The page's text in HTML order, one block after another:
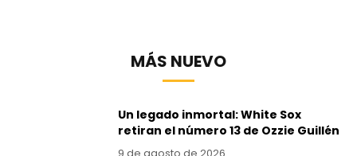
MÁS NUEVO
Un legado inmortal: White Sox
retiran el número 13 de Ozzie Guillén